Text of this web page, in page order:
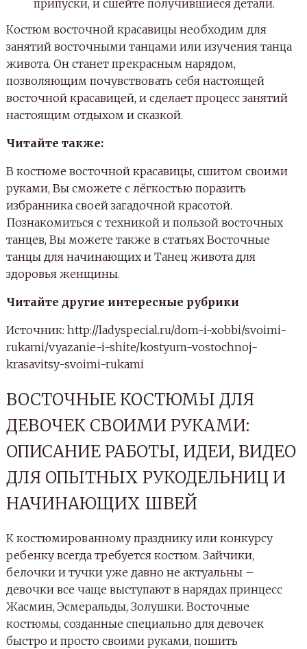
припуски, и сшейте получившиеся детали.
Костюм восточной красавицы необходим для
занятий восточными танцами или изучения танца
живота. Он станет прекрасным нарядом,
позволяющим почувствовать себя настоящей
восточной красавицей, и сделает процесс занятий
настоящим отдыхом и сказкой.
Читайте также:
В костюме восточной красавицы, сшитом своими
руками, Вы сможете с лёгкостью поразить
избранника своей загадочной красотой.
Познакомиться с техникой и пользой восточных
танцев, Вы можете также в статьях Восточные
танцы для начинающих и Танец живота для
здоровья женщины.
Читайте другие интересные рубрики
Источник: http://ladyspecial.ru/dom-i-xobbi/svoimi-
rukami/vyazanie-i-shite/kostyum-vostochnoj-
krasavitsy-svoimi-rukami
ВОСТОЧНЫЕ КОСТЮМЫ ДЛЯ
ДЕВОЧЕК СВОИМИ РУКАМИ:
ОПИСАНИЕ РАБОТЫ, ИДЕИ, ВИДЕО
ДЛЯ ОПЫТНЫХ РУКОДЕЛЬНИЦ И
НАЧИНАЮЩИХ ШВЕЙ
К костюмированному празднику или конкурсу
ребенку всегда требуется костюм. Зайчики,
белочки и тучки уже давно не актуальны –
девочки все чаще выступают в нарядах принцесс
Жасмин, Эсмеральды, Золушки. Восточные
костюмы, созданные специально для девочек
быстро и просто своими руками, пошить